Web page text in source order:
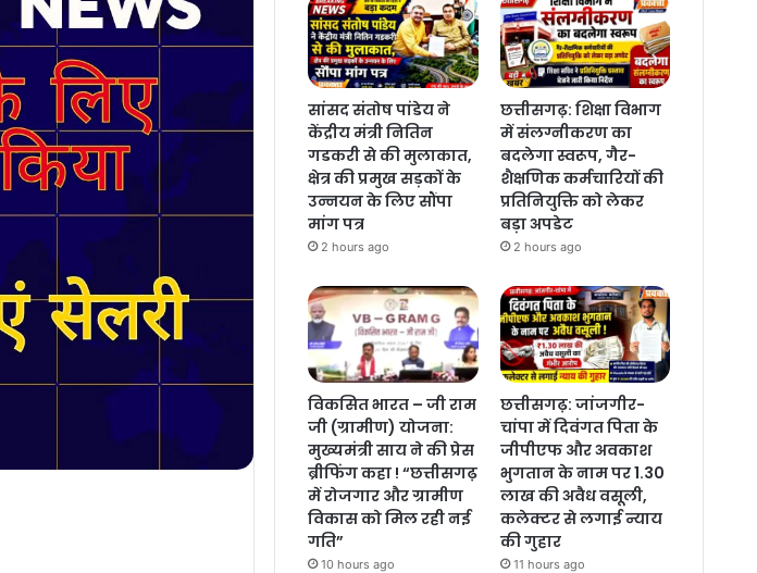
सांसद संतोष पांडेय ने
केंद्रीय मंत्री नितिन
गडकरी से की मुलाकात,
क्षेत्र की प्रमुख सड़कों के
उन्नयन के लिए सौंपा
मांग पत्र
2 hours ago
छत्तीसगढ़: शिक्षा विभाग
में संलग्नीकरण का
बदलेगा स्वरूप, गैर-
शैक्षणिक कर्मचारियों की
प्रतिनियुक्ति को लेकर
बड़ा अपडेट
2 hours ago
विकसित भारत – जी राम
जी (ग्रामीण) योजना:
मुख्यमंत्री साय ने की प्रेस
ब्रीफिंग कहा ! “छत्तीसगढ़
में रोजगार और ग्रामीण
विकास को मिल रही नई
गति”
10 hours ago
छत्तीसगढ़: जांजगीर-
चांपा में दिवंगत पिता के
जीपीएफ और अवकाश
भुगतान के नाम पर 1.30
लाख की अवैध वसूली,
कलेक्टर से लगाई न्याय
की गुहार
11 hours ago